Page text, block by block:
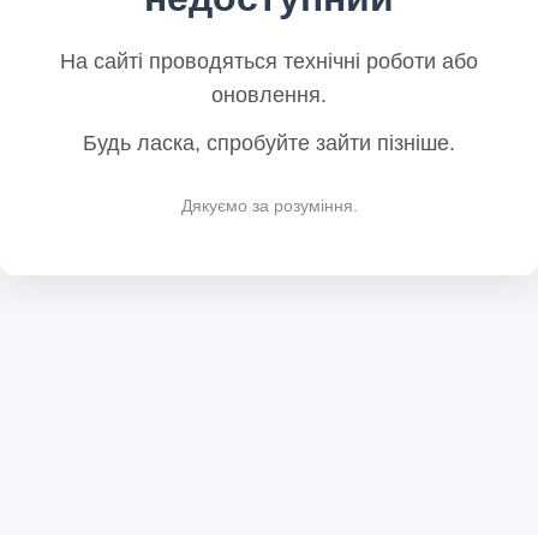
На сайті проводяться технічні роботи або
оновлення.
Будь ласка, спробуйте зайти пізніше.
Дякуємо за розуміння.